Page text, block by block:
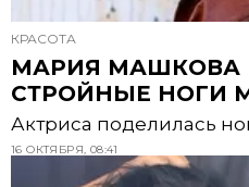
КРАСОТА
МАРИЯ МАШКОВА
СТРОЙНЫЕ НОГИ
Актриса поделилась
16 ОКТЯБРЯ, 08:41